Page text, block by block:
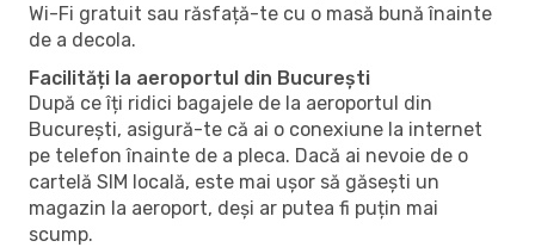
Wi-Fi gratuit sau răsfață-te cu o masă bună înainte
de a decola.
Facilități la aeroportul din București
După ce îți ridici bagajele de la aeroportul din
București, asigură-te că ai o conexiune la internet
pe telefon înainte de a pleca. Dacă ai nevoie de o
cartelă SIM locală, este mai ușor să găsești un
magazin la aeroport, deși ar putea fi puțin mai
scump.